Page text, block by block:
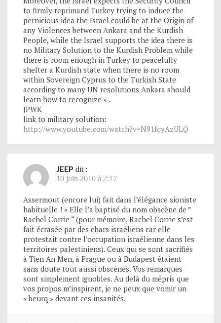
to firmly reprimand Turkey trying to induce the
pernicious idea the Israel could be at the Origin of
any Violences between Ankara and the Kurdish
People, while the Israel supports the idea there is
no Military Solution to the Kurdish Problem while
there is room enough in Turkey to peacefully
shelter a Kurdish state when there is no room
within Sovereign Cyprus to the Turkish State
according to many UN resolutions Ankara should
learn how to recognize « .
JPWK
link to military solution:
http://www.youtube.com/watch?v=N91fqyAzULQ
JEEP dit :
10 juin 2010 à 2:17
Assermout (encore lui) fait dans l’élégance sioniste
habituelle ! « Elle l’a baptisé du nom obscène de ”
Rachel Corrie “ (pour mémoire, Rachel Corrie s’est
fait écrasée par des chars israéliens car elle
protestait contre l’occupation israélienne dans les
territoires palestiniens). Ceux qui se sont sacrifiés
à Tien An Men, à Prague ou à Budapest étaient
sans doute tout aussi obscènes. Vos remarques
sont simplement ignobles. Au delà du mépris que
vos propos m’inspirent, je ne peux que vomir un
« beurq » devant ces insanités.